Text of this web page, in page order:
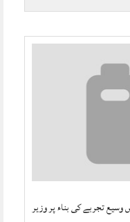
تجربے کی بناء پر وزیر